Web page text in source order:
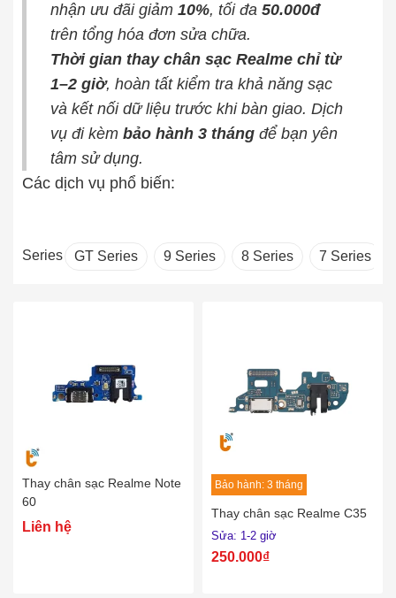
nhận ưu đãi giảm 10%, tối đa 50.000đ
trên tổng hóa đơn sửa chữa.
Thời gian thay chân sạc Realme chỉ từ
1–2 giờ, hoàn tất kiểm tra khả năng sạc
và kết nối dữ liệu trước khi bàn giao. Dịch
vụ đi kèm bảo hành 3 tháng để bạn yên
tâm sử dụng.
Các dịch vụ phổ biến:
Series GT Series 9 Series 8 Series 7 Series
Thay chân sạc Realme Note
60
Liên hệ
Bảo hành: 3 tháng
Thay chân sạc Realme C35
Sửa: 1-2 giờ
250.000₫